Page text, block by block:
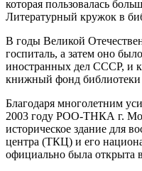
которая пользовалась
Литературный кружок в
В годы Великой
госпиталь, а затем оно
иностранных дел СССР, и
книжный фонд библиотеки
Благодаря многолетним
2003 году РОО-ТНКА г.
историческое здание для
центра (ТКЦ) и его
официально была открыта